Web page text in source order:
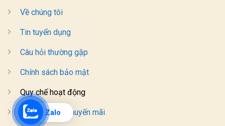
Về chúng tôi
Tin tuyển dụng
Câu hỏi thường gặp
Chính sách bảo mật
Quy chế hoạt động
Chương trình khuyến mãi
Zalo